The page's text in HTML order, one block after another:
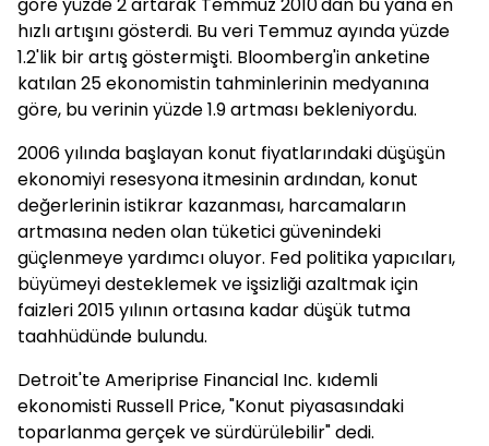
hızlı artışını gösterdi. Bu veri Temmuz ayında yüzde
1.2'lik bir artış göstermişti. Bloomberg'in anketine
katılan 25 ekonomistin tahminlerinin medyanına
göre, bu verinin yüzde 1.9 artması bekleniyordu.
2006 yılında başlayan konut fiyatlarındaki düşüşün
ekonomiyi resesyona itmesinin ardından, konut
değerlerinin istikrar kazanması, harcamaların
artmasına neden olan tüketici güvenindeki
güçlenmeye yardımcı oluyor. Fed politika yapıcıları,
büyümeyi desteklemek ve işsizliği azaltmak için
faizleri 2015 yılının ortasına kadar düşük tutma
taahhüdünde bulundu.
Detroit'te Ameriprise Financial Inc. kıdemli
ekonomisti Russell Price, "Konut piyasasındaki
toparlanma gerçek ve sürdürülebilir" dedi.